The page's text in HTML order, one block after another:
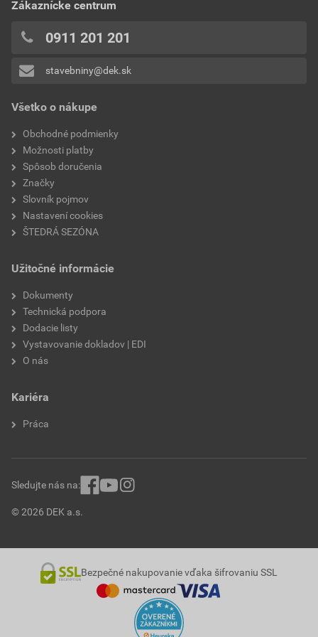
cenníkovej ceny
0,02 EUR
bez DPH za bm
Pridávať hodnotenie môže iba prihlásený užívateľ.
Všetko o nákupe
Obchodné podmienky
Možnosti platby
Spôsob doručenia
Značky
Slovník pojmov
Nastavení cookies
ŠTEDRÁ SEZÓNA
Užitočné informácie
Dokumenty
Technická podpora
Dodacie listy
Vystavovanie dokladov | EDI
O nás
Kariéra
Práca
Zákaznícke centrum
0911 201 201
stavebniny@dek.sk
© 2026 DEK a.s.
Sledujte nás na:
Bezpečné nakupovanie vďaka šifrovaniu SSL